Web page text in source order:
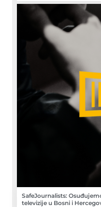
SafeJournalists:
televizije u Bosni i